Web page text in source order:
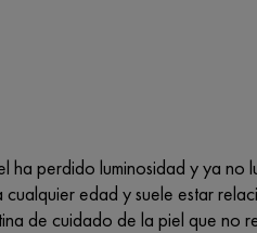
ha perdido luminosidad y ya
edad y suele estar
de cuidado de la piel que no